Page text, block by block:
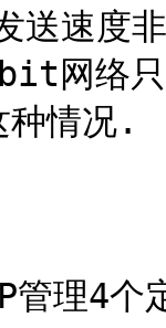
送速度
网络
种情况.
理4个